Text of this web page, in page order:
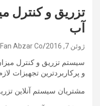
تزریق و کنترل
آب
ژوئن 7, 2016 Abzar Co
سیستم تزریق و کنترل
و پرکاربردترین تجهیزات
مشتریان سیستم آنلاین